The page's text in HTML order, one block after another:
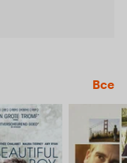
Все